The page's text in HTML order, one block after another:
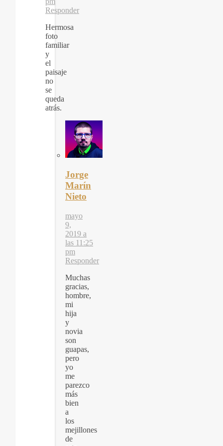
Responder
Hermosa
foto
familiar
y
el
paisaje
no
se
queda
atrás.
Jorge
Marín
Nieto
mayo
9,
2019 a
las 11:25
pm
Responder
Muchas
gracias,
hombre,
mi
hija
y
novia
son
guapas,
pero
yo
me
parezco
más
bien
a
los
mejillones
de